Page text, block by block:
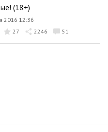
(18+)
2016 12:36
27 2246 51